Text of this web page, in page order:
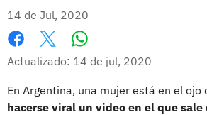
14 de Jul, 2020
Facebook
X
Actualizado: 14 de jul, 2020
En Argentina, una mujer está en el ojo
hacerse viral un video en el que sale